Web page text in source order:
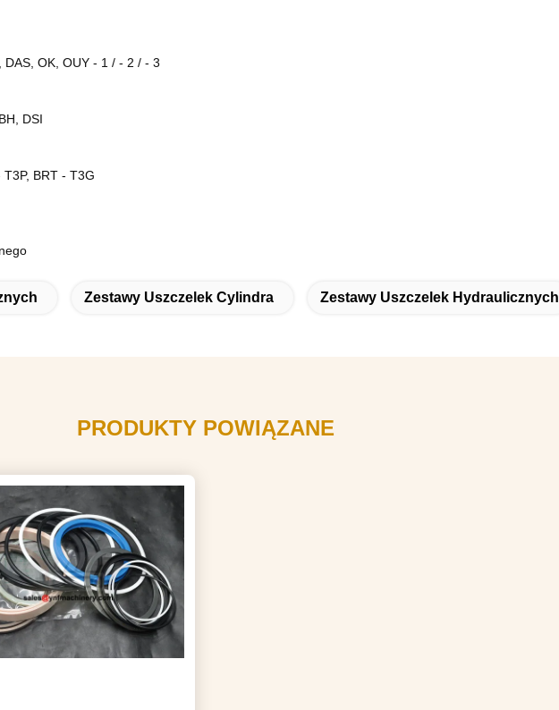
DAS, OK, OUY - 1 / - 2 / - 3
DSI
BRT - T3G
Zestawy Uszczelek Cylindra Zestawy Uszczelek Hydraulicznych
PRODUKTY POWIĄZANE